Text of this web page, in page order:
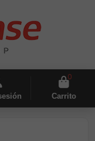
0
Carrito